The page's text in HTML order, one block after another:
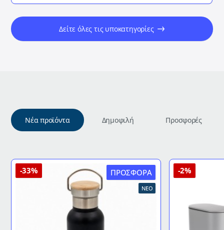
Δείτε όλες τις υποκατηγορίες
Νέα προϊόντα Δημοφιλή Προσφορές
ΠΡΟΣΦΟΡΆ
ΝΈΟ
-33% -2%